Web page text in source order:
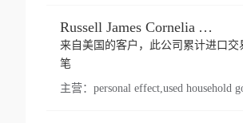
Russell James Cornelia Arlington Va
来自美国的客户，此公司累计进口交
笔
主营：